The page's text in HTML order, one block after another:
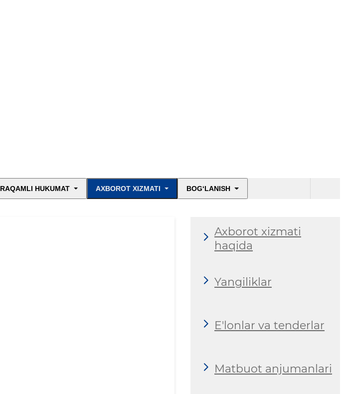
RAQAMLI HUKUMAT AXBOROT XIZMATI BOG‘LANISH
Axborot xizmati
haqida
Yangiliklar
E'lonlar va tenderlar
Matbuot anjumanlari